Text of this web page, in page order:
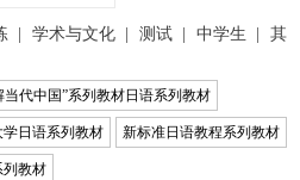
学术与文化 测试 中学生
其
代中国”系列教材日语系列教材
日语系列教材 新标准日语教程系列教材
列教材